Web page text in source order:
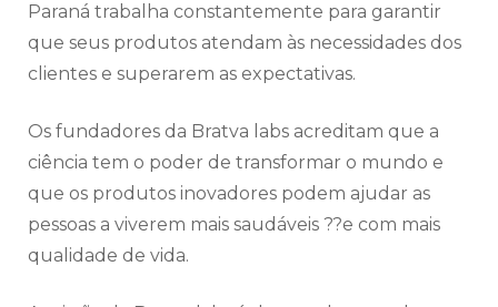
Paraná trabalha constantemente para garantir
que seus produtos atendam às necessidades dos
clientes e superarem as expectativas.
Os fundadores da Bratva labs acreditam que a
ciência tem o poder de transformar o mundo e
que os produtos inovadores podem ajudar as
pessoas a viverem mais saudáveis ??e com mais
qualidade de vida.